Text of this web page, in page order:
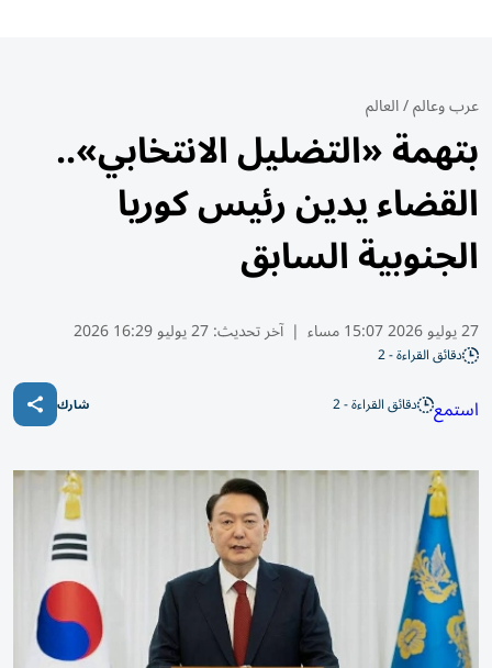
عرب وعالم/العالم
بتهمة «التضليل الانتخابي»..
القضاء يدين رئيس كوريا
الجنوبية السابق
27 يوليو 2026 15:07 مساء | آخر تحديث:27 يوليو 16:29 2026
دقائق القراءة - 2
استمع دقائق القراءة - 2 شارك